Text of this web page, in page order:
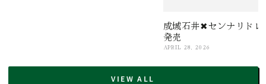
成城石井✖センナリドレ
発売
APRIL 28, 2026
VIEW ALL